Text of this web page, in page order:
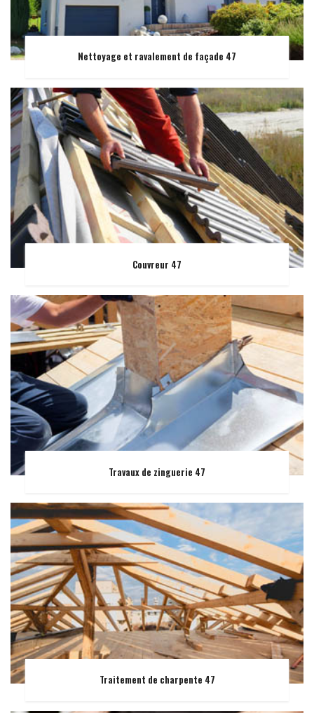
Nettoyage et ravalement de façade 47
Couvreur 47
Travaux de zinguerie 47
Traitement de charpente 47